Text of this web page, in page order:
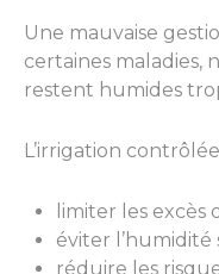
Une mauvaise
certaines maladies,
restent humides
L’irrigation
limiter les excès
éviter l’humidité
réduire les